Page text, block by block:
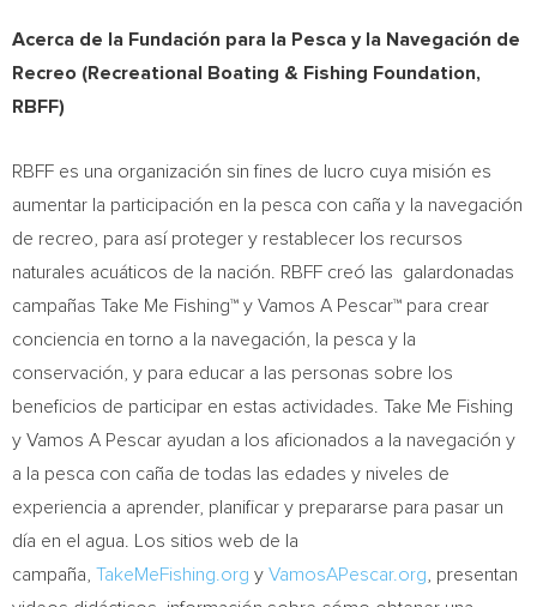
Acerca de la Fundación para la Pesca y la Navegación de
Recreo (Recreational Boating & Fishing Foundation,
RBFF)
RBFF es una organización sin fines de lucro cuya misión es
aumentar la participación en la pesca con caña y la navegación
de recreo, para así proteger y restablecer los recursos
naturales acuáticos de la nación. RBFF creó las galardonadas
campañas Take Me Fishing™ y Vamos A Pescar™ para crear
conciencia en torno a la navegación, la pesca y la
conservación, y para educar a las personas sobre los
beneficios de participar en estas actividades. Take Me Fishing
y Vamos A Pescar ayudan a los aficionados a la navegación y
a la pesca con caña de todas las edades y niveles de
experiencia a aprender, planificar y prepararse para pasar un
día en el agua. Los sitios web de la
campaña, TakeMeFishing.org y VamosAPescar.org , presentan